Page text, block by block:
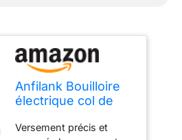
poignée en plastique
sans BPA et couvercle
vapeur. La bouilloire à thé
en acier inoxydable de
offre une longue durée
Anfilank Bouilloire
électrique col de
bouilloire 100 %
Versement précis et